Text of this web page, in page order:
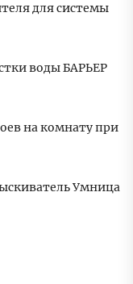
для системы
воды БАРЬЕР
на комнату при
Умница